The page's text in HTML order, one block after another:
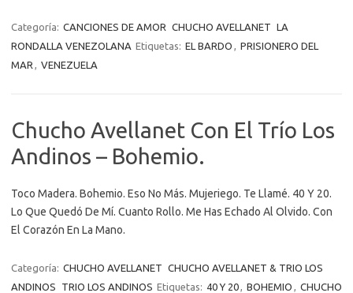
Categoría: CANCIONES DE AMOR CHUCHO AVELLANET LA
RONDALLA VENEZOLANA Etiquetas: EL BARDO , PRISIONERO DEL
MAR , VENEZUELA
Chucho Avellanet Con El Trío Los
Andinos – Bohemio.
Toco Madera. Bohemio. Eso No Más. Mujeriego. Te Llamé. 40 Y 20.
Lo Que Quedó De Mí. Cuanto Rollo. Me Has Echado Al Olvido. Con
El Corazón En La Mano.
Categoría: CHUCHO AVELLANET CHUCHO AVELLANET & TRIO LOS
ANDINOS
TRIO LOS ANDINOS Etiquetas: 40 Y 20, BOHEMIO , CHUCHO